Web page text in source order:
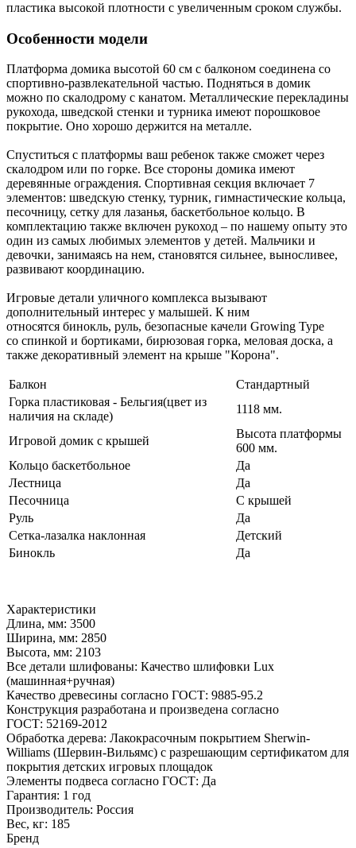
пластика высокой плотности с увеличенным сроком службы.
Особенности модели
Платформа домика высотой 60 см с балконом соединена со
спортивно-развлекательной частью. Подняться в домик
можно по скалодрому с канатом. Металлические перекладины
рукохода, шведской стенки и турника имеют порошковое
покрытие. Оно хорошо держится на металле.
Спуститься с платформы ваш ребенок также сможет через
скалодром или по горке. Все стороны домика имеют
деревянные ограждения. Спортивная секция включает 7
элементов: шведскую стенку, турник, гимнастические кольца,
песочницу, сетку для лазанья, баскетбольное кольцо. В
комплектацию также включен рукоход – по нашему опыту это
один из самых любимых элементов у детей. Мальчики и
девочки, занимаясь на нем, становятся сильнее, выносливее,
развивают координацию.
Игровые детали уличного комплекса вызывают
дополнительный интерес у малышей. К ним
относятся бинокль, руль, безопасные качели Growing Type
со спинкой и бортиками, бирюзовая горка, меловая доска, а
также декоративный элемент на крыше "Корона".
Балкон
Стандартный
Горка пластиковая - Бельгия(цвет из
наличия на складе)
1118 мм.
Игровой домик с крышей
Высота платформы
600 мм.
Кольцо баскетбольное
Да
Лестница
Да
Песочница
С крышей
Руль
Да
Сетка-лазалка наклонная
Детский
Бинокль
Да
Характеристики
Длина, мм: 3500
Ширина, мм: 2850
Высота, мм: 2103
Все детали шлифованы: Качество шлифовки Lux
(машинная+ручная)
Качество древесины согласно ГОСТ: 9885-95.2
Конструкция разработана и произведена согласно
ГОСТ: 52169-2012
Обработка дерева: Лакокрасочным покрытием Sherwin-
Williams (Шервин-Вильямс) с разрешающим сертификатом для
покрытия детских игровых площадок
Элементы подвеса согласно ГОСТ: Да
Гарантия: 1 год
Производитель: Россия
Вес, кг: 185
Бренд